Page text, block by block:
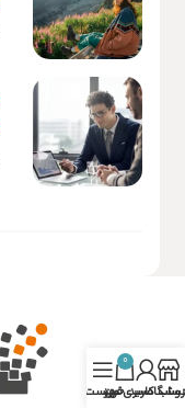
کاربری من
0
سبد خرید
فهرست